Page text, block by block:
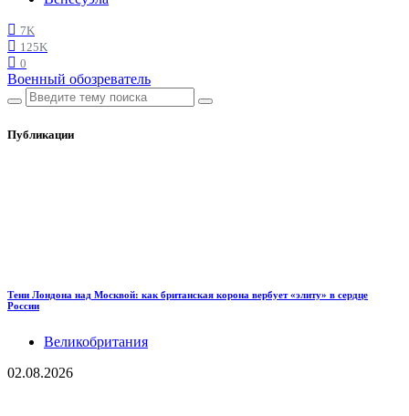
7K
125K
0
Военный обозреватель
Публикации
Тени Лондона над Москвой: как британская корона вербует «элиту» в сердце
России
Великобритания
02.08.2026